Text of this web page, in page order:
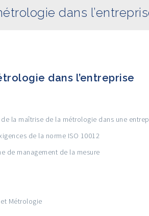
dans
dans l’entreprise
de la maîtrise de la métrologie dans une
de la norme ISO 10012
de management de la mesure
Métrologie